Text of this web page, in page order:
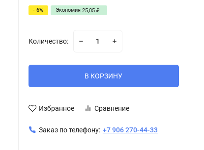
- 6% Экономия 25,05 ₽
Количество:
В КОРЗИНУ
Избранное Сравнение
Заказ по телефону: +7 906 270-44-33